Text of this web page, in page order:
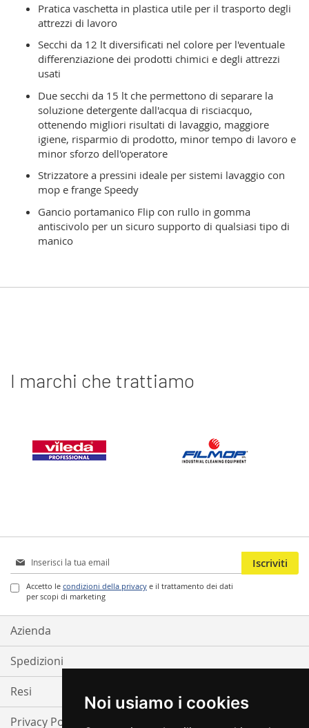
Noi usiamo i cookies
Pratica vaschetta in plastica utile per il trasporto degli
attrezzi di lavoro
Secchi da 12 lt diversificati nel colore per l'eventuale
differenziazione dei prodotti chimici e degli attrezzi
usati
Due secchi da 15 lt che permettono di separare la
soluzione detergente dall'acqua di risciacquo,
ottenendo migliori risultati di lavaggio, maggiore
igiene, risparmio di prodotto, minor tempo di lavoro e
minor sforzo dell'operatore
Strizzatore a pressini ideale per sistemi lavaggio con
mop e frange Speedy
Gancio portamanico Flip con rullo in gomma
antiscivolo per un sicuro supporto di qualsiasi tipo di
manico
I marchi che trattiamo
Iscriviti
alla
nostra
Newsletter:
Accetto le condizioni della privacy e il trattamento dei dati
per scopi di marketing
Iscriviti
Azienda
Spedizioni
Resi
Privacy Policy